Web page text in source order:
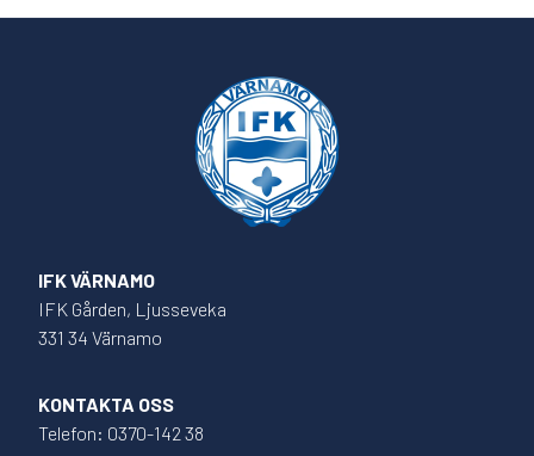
IFK VÄRNAMO
IFK Gården, Ljusseveka
331 34 Värnamo
KONTAKTA OSS
Telefon: 0370-142 38